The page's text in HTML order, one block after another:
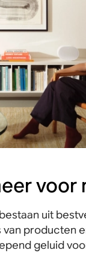
voor
uit
producten
geluid